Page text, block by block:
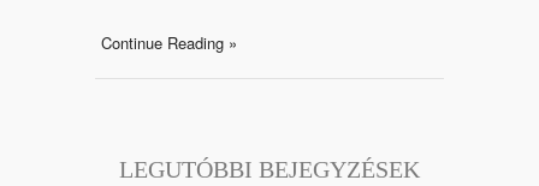
Continue Reading »
LEGUTÓBBI BEJEGYZÉSEK